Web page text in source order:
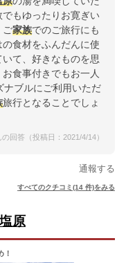
もゆったりお寛ぎい
ご家族でのご旅行にも
の食材をふんだんに使
て、好きなものを思
食事付きでもお一人
ナブルにご利用いただ
旅行となることでしょ
回答（投稿日：2021/4/14）
通報する
すべてのクチコミ(14 件)をみる
原
！